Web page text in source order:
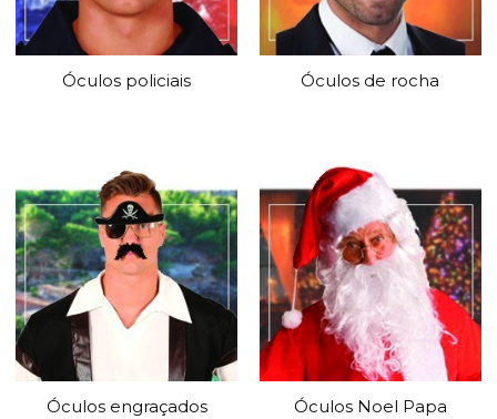
Óculos policiais Óculos de rocha
Óculos engraçados Óculos Noel Papa